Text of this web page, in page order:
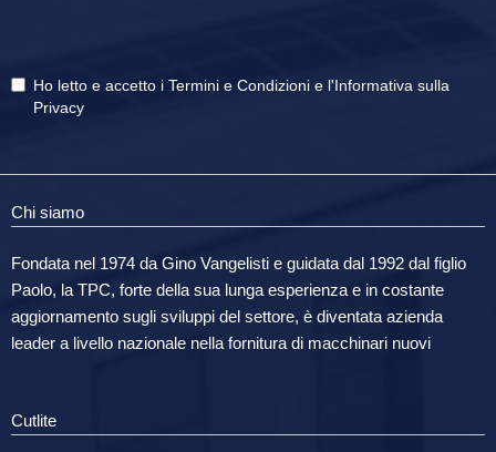
Ho letto e accetto i Termini e Condizioni e l'Informativa sulla
Privacy
Chi siamo
Fondata nel 1974 da Gino Vangelisti e guidata dal 1992 dal figlio
Paolo, la TPC, forte della sua lunga esperienza e in costante
aggiornamento sugli sviluppi del settore, è diventata azienda
leader a livello nazionale nella fornitura di macchinari nuovi
Cutlite